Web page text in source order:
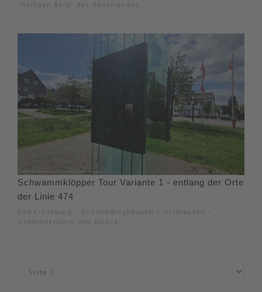
"Heiligen Berg" des Sauerlandes.
Schwammklöpper Tour Variante 1 - entlang der Orte
der Linie 474
Bad Fredeburg – Schmiedinghausen – Holthausen –
Schmallenberg und zurück.